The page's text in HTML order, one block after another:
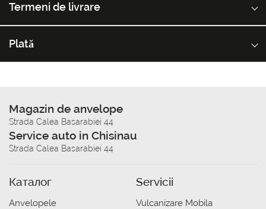
Termeni de livrare
Plată
Magazin de anvelope
Strada Calea Basarabiei 44
Service auto in Chisinau
Strada Calea Basarabiei 44
Каталог
Anvelopele
Servicii
Vulcanizare Mobila